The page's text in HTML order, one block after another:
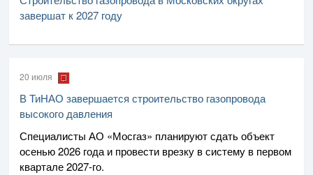
завершат к 2027 году
20 июля
В ТиНАО завершается строительство газопровода
высокого давления
Специалисты АО «Мосгаз» планируют сдать объект
осенью 2026 года и провести врезку в систему в первом
квартале2027-го.